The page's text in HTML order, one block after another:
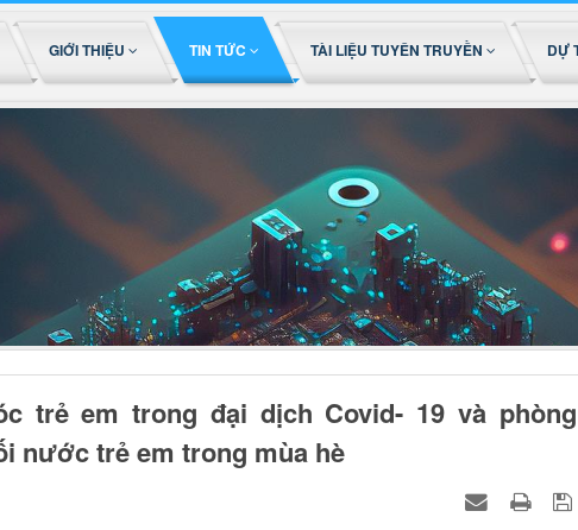
GIỚI THIỆU TIN TỨC TÀI LIỆU TUYÊN TRUYỀN DỰ
trẻ em trong đại dịch Covid- 19 và
nước trẻ em trong mùa hè